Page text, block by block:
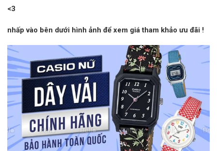
<3
nhấp vào bên dưới hình ảnh để xem giá tham khảo ưu đãi !